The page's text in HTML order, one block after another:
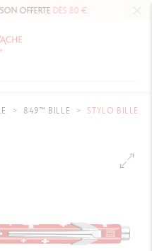
DÈS 80 €.
849™ BILLE
STYLO BILLE